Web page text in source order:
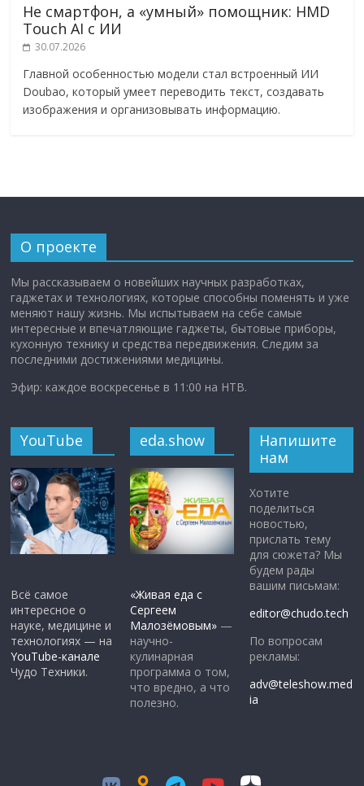
Не смартфон, а «умный» помощник: HMD
Touch AI с ИИ
30.07.2026
Главной особенностью модели стал встроенный ИИ
Doubao, который умеет переводить текст, создавать
изображения и организовывать информацию.
О проекте
Мы рассказываем о новейших научных разработках,
гаджетах и технологиях, которые способны поменять и уже
меняют нашу жизнь. Мы испытываем на себе самые
интересные и впечатляющие гаджеты, бытовые приборы,
кухонную технику и средства передвижения. Следим за
последними достижениями медицины.
Эфир: каждое воскресенье в 11:00 на НТВ.
YouTube
Всё самое
интересное о
науке, медицине и
технологиях — на
YouTube-канале
Чудо Техники.
eda.show
«Живая еда с
Сергеем
Малозёмовым» —
научно-
кулинарная
программа о том,
что вредно, а что
полезно.
Напишите
нам
Хотите
поделиться
новостью,
прислать тему
для сюжета? Мы
будем рады
вашим письмам:
editor@chudo.tech
По вопросам
рекламы:
adv@teleshow.med
ia